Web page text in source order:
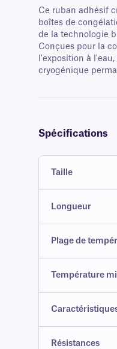
Ce ruban adhésif
boîtes de
de la technologie
Conçues pour la
l'exposition à
cryogénique
Spécifications
Taille
Longueur
Plage de
Température
Résistances